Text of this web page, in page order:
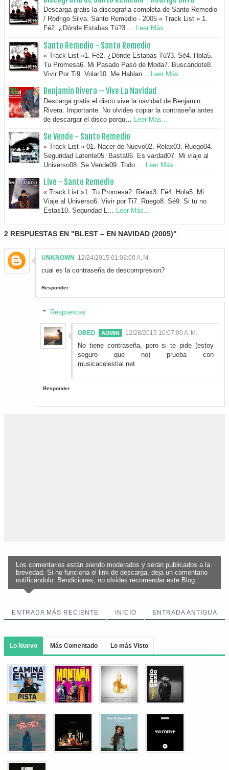
Descarga gratis la discografia completa de Santo Remedio
/ Rodrigo Silva. Santo Remedio - 2005 « Track List » 1.
Fé2. ¿Dónde Estabas Tú?3.… Leer Más...
Santo Remedio - Santo Remedio
« Track List »1. Fé2. ¿Dónde Estabas Tú?3. Sé4. Hola5.
Tu Promesa6. Mi Pasado Pasó de Moda7. Buscándote8.
Vivir Por Ti9. Volar10. Me Hablan…
Leer Más...
Benjamin Rivera – Vive La Navidad
Descarga gratis el disco vive la navidad de Benjamin
Rivera. Importante: No olvides copiar la contraseña antes
de descargar el disco porqu…
Leer Más...
Se Vende - Santo Remedio
« Track List » 01. Nacer de Nuevo02. Relax03. Ruego04.
Seguridad Latente05. Basta06. Es vardad07. Mi viaje al
Universo08. Se Vende09. Todo … Leer Más...
Live - Santo Remedio
« Track List »1. Tu Promesa2. Relax3. Fé4. Hola5. Mi
Viaje al Universo6. Vivir por Ti7. Ruego8. Sé9. Si tu no
Estas10. Seguridad L… Leer Más...
2 RESPUESTAS EN "BLEST – EN NAVIDAD (2005)"
UNKNOWN 12/24/2015 01:03:00 A. M.
cual es la contraseña de descompresion?
Responder
Respuestas
OBED 12/28/2015 10:07:00 A. M.
No tiene contraseña, pero si te pide (estoy
seguro que no) prueba con
musicacelestial.net
Responder
Los comentarios están siendo moderados y serán publicados a la
brevedad. Si no funciona el link de descarga, deja un comentario
notificándolo. Bendiciones, no olvides recomendar este Blog.
ENTRADA MÁS RECIENTE ENTRADA ANTIGUA
INICIO
Lo Nuevo Más Comentado Lo más Visto